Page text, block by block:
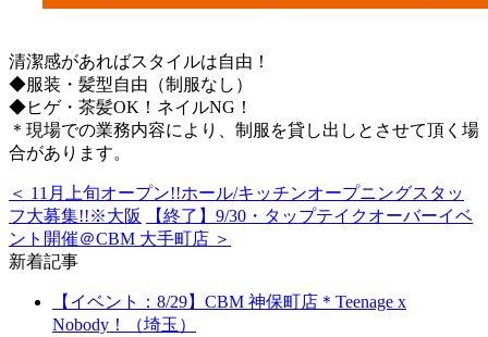
清潔感があればスタイルは自由！
◆服装・髪型自由（制服なし）
◆ヒゲ・茶髪OK！ネイルNG！
＊現場での業務内容により、制服を貸し出しとさせて頂く場
合があります。
＜ 11月上旬オープン!!ホール/キッチンオープニングスタッ
フ大募集!!※大阪
【終了】9/30・タップテイクオーバーイベ
ント開催＠CBM 大手町店 ＞
新着記事
【イベント：8/29】CBM 神保町店＊Teenage x
Nobody！（埼玉）